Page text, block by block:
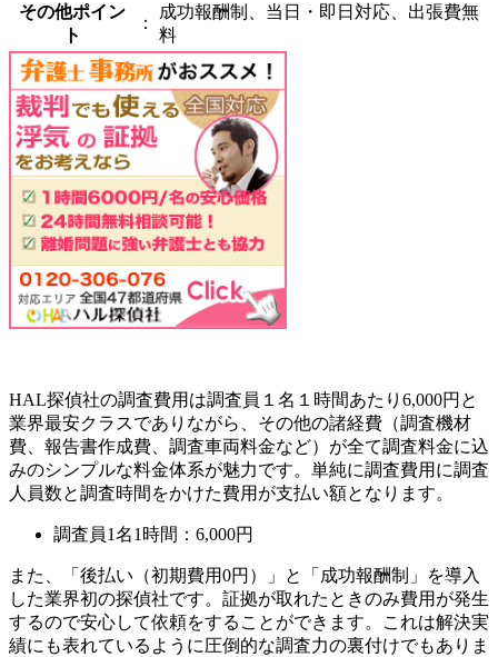
その他ポイン
ト
：
成功報酬制、当日・即日対応、出張費無
料
HAL探偵社の調査費用は調査員１名１時間あたり6,000円と
業界最安クラスでありながら、その他の諸経費（調査機材
費、報告書作成費、調査車両料金など）が全て調査料金に込
みのシンプルな料金体系が魅力です。単純に調査費用に調査
人員数と調査時間をかけた費用が支払い額となります。
調査員1名1時間： 6,000円
また、 「後払い（初期費用0円）」 と 「成功報酬制」
を導入
した業界初の探偵社です。証拠が取れたときのみ費用が発生
するので安心して依頼をすることができます。これは解決実
績にも表れているように圧倒的な調査力の裏付けでもありま